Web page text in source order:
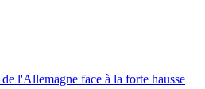
l'Allemagne face à la forte hausse